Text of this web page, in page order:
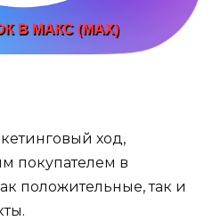
ход,
покупателем в
положительные, так и